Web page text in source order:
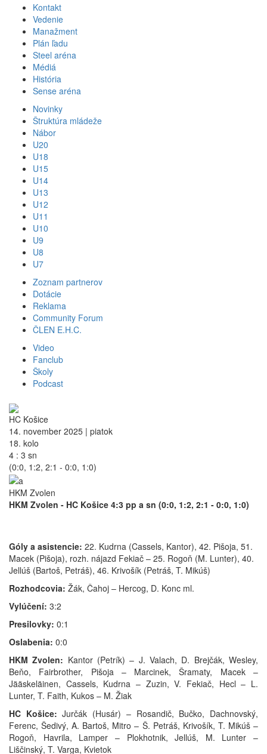
Kontakt
Vedenie
Manažment
Plán ľadu
Steel aréna
Médiá
História
Sense aréna
Novinky
Štruktúra mládeže
Nábor
U20
U18
U15
U14
U13
U12
U11
U10
U9
U8
U7
Zoznam partnerov
Dotácie
Reklama
Community Forum
ČLEN E.H.C.
Video
Fanclub
Školy
Podcast
HC Košice
14. november 2025 | piatok
18. kolo
4 : 3 sn
(0:0, 1:2, 2:1 - 0:0, 1:0)
HKM Zvolen
HKM Zvolen - HC Košice 4:3 pp a sn (0:0, 1:2, 2:1 - 0:0, 1:0)
Góly a asistencie: 22. Kudrna (Cassels, Kantor), 42. Pišoja, 51.
Macek (Pišoja), rozh. nájazd Fekiač – 25. Rogoň (M. Lunter), 40.
Jellúš (Bartoš, Petráš), 46. Krivošík (Petráš, T. Mikúš)
Rozhodcovia: Žák, Čahoj – Hercog, D. Konc ml.
Vylúčení: 3:2
Presilovky: 0:1
Oslabenia: 0:0
HKM Zvolen: Kantor (Petrík) – J. Valach, D. Brejčák, Wesley,
Beňo, Fairbrother, Pišoja – Marcinek, Šramaty, Macek –
Jääskeläinen, Cassels, Kudrna – Zuzin, V. Fekiač, Hecl – L.
Lunter, T. Faith, Kukos – M. Žiak
HC Košice: Jurčák (Husár) – Rosandič, Bučko, Dachnovský,
Ferenc, Šedivý, A. Bartoš, Mitro – Š. Petráš, Krivošík, T. Mikúš –
Rogoň, Havrila, Lamper – Plokhotnik, Jellúš, M. Lunter –
Liščinský, T. Varga, Kvietok